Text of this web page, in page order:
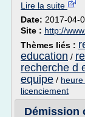
Lire la suite
Date: 2017-04-
Site : http://
Thèmes liés :
education /
recherche d
equipe /
licenciement
Démission